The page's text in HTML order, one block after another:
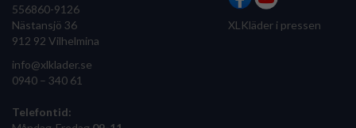
556860-9126
Nästansjö 36
912 92 Vilhelmina
info@xlklader.se
0940 – 340 61
Telefontid:
XLKläder i pressen